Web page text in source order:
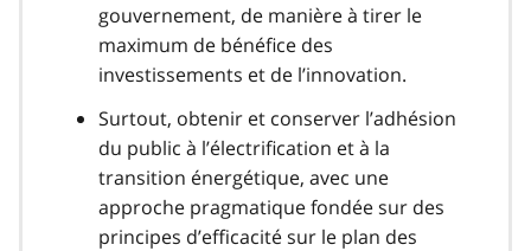
gouvernement, de manière à tirer le
maximum de bénéfice des
investissements et de l’innovation.
Surtout, obtenir et conserver l’adhésion
du public à l’électrification et à la
transition énergétique, avec une
approche pragmatique fondée sur des
principes d’efficacité sur le plan des